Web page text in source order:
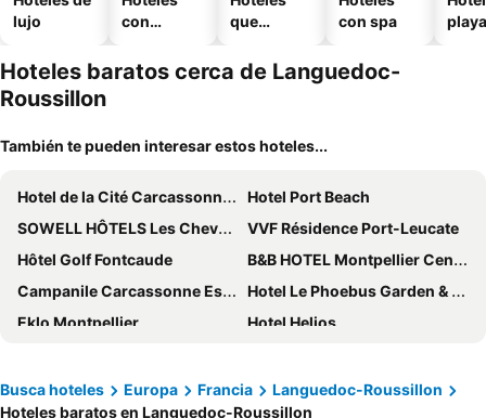
lujo
con
que
mascotas
con spa
playa
Hoteles baratos cerca de Languedoc-
Roussillon
También te pueden interesar estos hoteles...
Hotel de la Cité Carcassonne - MGallery Collection
Hotel Port Beach
SOWELL HÔTELS Les Chevaliers
VVF Résidence Port-Leucate
Hôtel Golf Fontcaude
B&B HOTEL Montpellier Centre Le Millénaire
Campanile Carcassonne Est - La Cité
Hotel Le Phoebus Garden & Spa
Eklo Montpellier
Hotel Helios
Novotel Suites Perpignan Centre
Hotel Les Dunes
Busca hoteles Europa Francia
Languedoc-Roussillon
Hoteles baratos en Languedoc-Roussillon